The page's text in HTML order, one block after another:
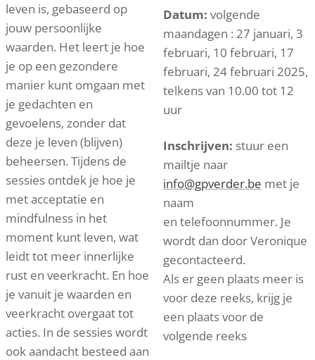
leven is, gebaseerd op
jouw persoonlijke
waarden. Het leert je hoe
je op een gezondere
manier kunt omgaan met
je gedachten en
gevoelens, zonder dat
deze je leven (blijven)
beheersen. Tijdens de
sessies ontdek je hoe je
met acceptatie en
mindfulness in het
moment kunt leven, wat
leidt tot meer innerlijke
rust en veerkracht. En hoe
je vanuit je waarden en
veerkracht overgaat tot
acties. In de sessies wordt
ook aandacht besteed aan
Datum: volgende
maandagen : 27 januari, 3
februari, 10 februari, 17
februari, 24 februari 2025,
telkens van 10.00 tot 12
uur
Inschrijven: stuur een
mailtje naar
info@gpverder.be met je
naam
en telefoonnummer. Je
wordt dan door Veronique
gecontacteerd.
Als er geen plaats meer is
voor deze reeks, krijg je
een plaats voor de
volgende reeks